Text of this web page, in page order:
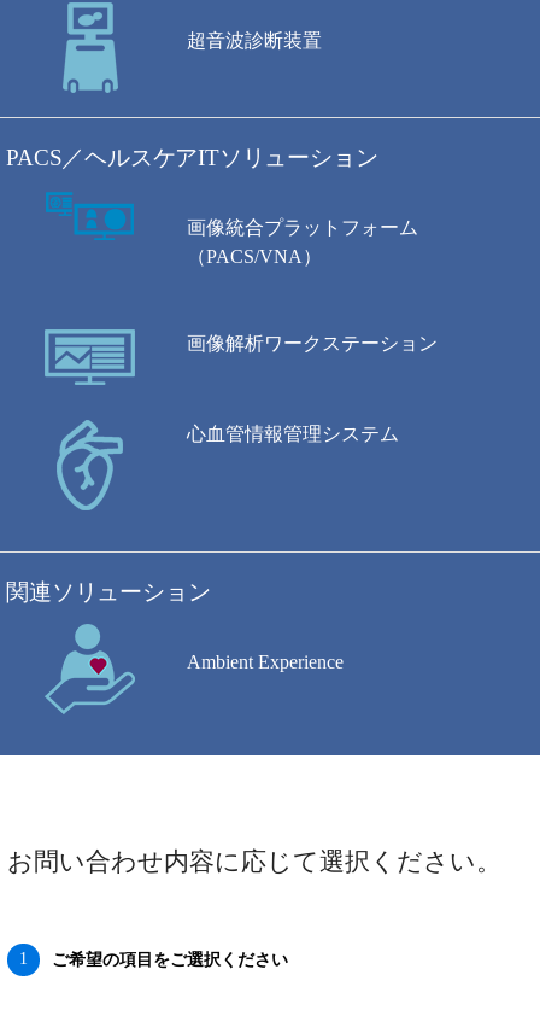
超音波診断装置
PACS／ヘルスケアITソリューション
画像統合プラットフォーム
（PACS/VNA）
画像解析ワークステーション
心血管情報管理システム
関連ソリューション
Ambient Experience
お問い合わせ内容に応じて選択ください。
1 ご希望の項目をご選択ください